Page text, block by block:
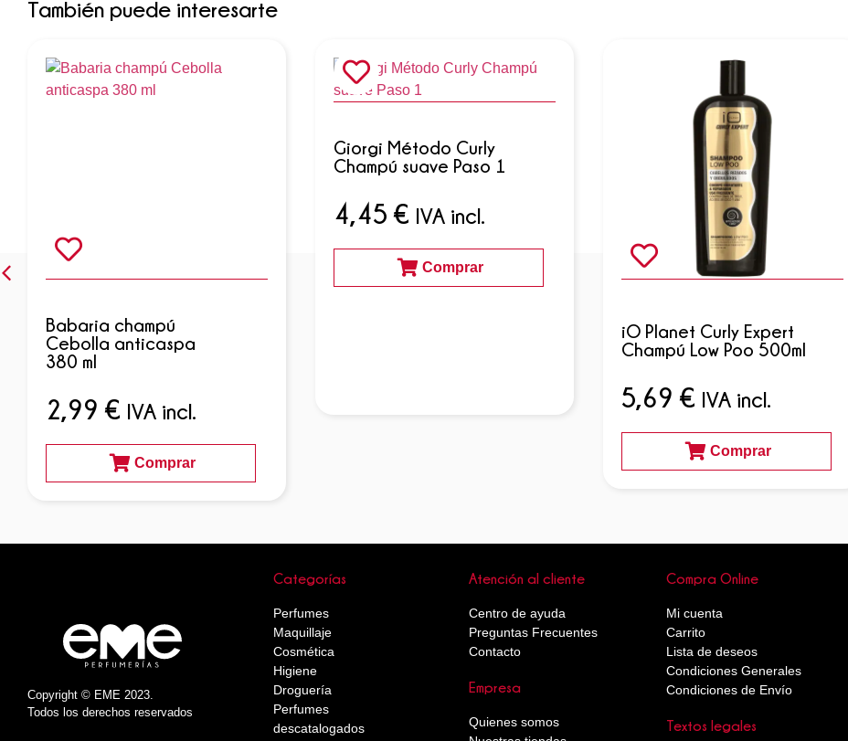
También puede interesarte
Babaria champú
Cebolla anticaspa
380 ml
2,99€ IVA incl.
Comprar
Giorgi Método Curly
Champú suave Paso 1
4,45€ IVA incl.
Comprar
iO Planet Curly Expert
Champú Low Poo 500ml
5,69€ IVA incl.
Comprar
Copyright © EME 2023.
Todos los derechos reservados
Categorías
Perfumes
Maquillaje
Cosmética
Higiene
Droguería
Perfumes
descatalogados
Atención al cliente
Centro de ayuda
Preguntas Frecuentes
Contacto
Empresa
Quienes somos
Compra Online
Mi cuenta
Carrito
Lista de deseos
Condiciones Generales
Condiciones de Envío
Textos legales